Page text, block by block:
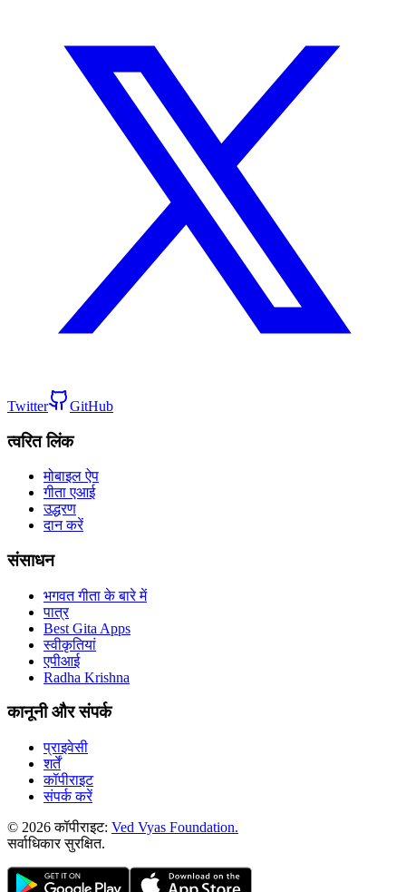
Twitter GitHub
त्वरित लिंक
मोबाइल ऐप
गीता एआई
उद्धरण
दान करें
संसाधन
भगवत गीता के बारे में
पात्र
Best Gita Apps
स्वीकृतियां
एपीआई
Radha Krishna
कानूनी और संपर्क
प्राइवेसी
शर्तें
कॉपीराइट
संपर्क करें
© 2026 कॉपीराइट: Ved Vyas Foundation.
सर्वाधिकार सुरक्षित.